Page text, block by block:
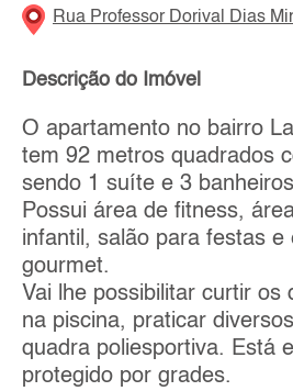
Rua Professor Dorival Dias
Descrição do Imóvel
O apartamento no bairro
tem 92 metros quadrados
sendo 1 suíte e 3 banheiros
Possui área de fitness,
infantil, salão para festas e
gourmet.
Vai lhe possibilitar curtir os
na piscina, praticar
quadra poliesportiva. Está
protegido por grades.